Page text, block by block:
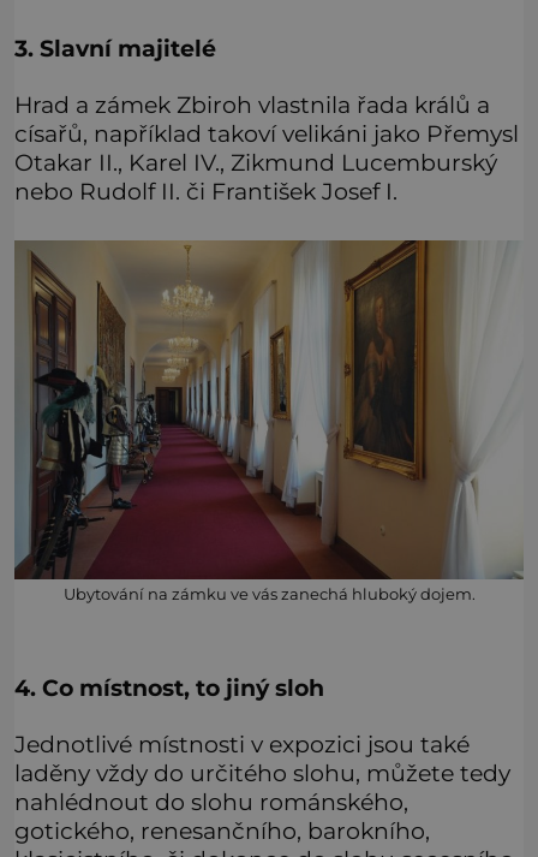
3. Slavní majitelé
Hrad a zámek Zbiroh vlastnila řada králů a
císařů, například takoví velikáni jako Přemysl
Otakar II., Karel IV., Zikmund Lucemburský
nebo Rudolf II. či František Josef I.
Ubytování na zámku ve vás zanechá hluboký dojem.
4. Co místnost, to jiný sloh
Jednotlivé místnosti v expozici jsou také
laděny vždy do určitého slohu, můžete tedy
nahlédnout do slohu románského,
gotického, renesančního, barokního,